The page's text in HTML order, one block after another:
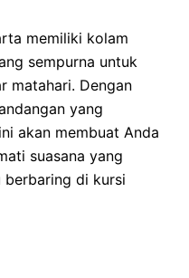
memiliki kolam
sempurna untuk
matahari. Dengan
yang
akan membuat Anda
suasana yang
berbaring di kursi